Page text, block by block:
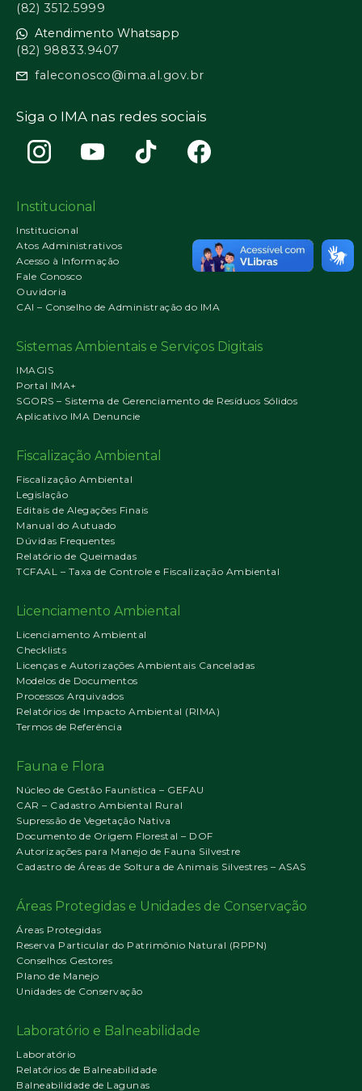
(82) 3512.5999
Atendimento Whatsapp
(82) 98833.9407
faleconosco@ima.al.gov.br
Siga o IMA nas redes sociais
Institucional
Institucional
Atos Administrativos
Acesso à Informação
Fale Conosco
Ouvidoria
CAI – Conselho de Administração do IMA
Sistemas Ambientais e Serviços Digitais
IMAGIS
Portal IMA+
SGORS – Sistema de Gerenciamento de Resíduos Sólidos
Aplicativo IMA Denuncie
Fiscalização Ambiental
Fiscalização Ambiental
Legislação
Editais de Alegações Finais
Manual do Autuado
Dúvidas Frequentes
Relatório de Queimadas
TCFAAL – Taxa de Controle e Fiscalização Ambiental
Licenciamento Ambiental
Licenciamento Ambiental
Checklists
Licenças e Autorizações Ambientais Canceladas
Modelos de Documentos
Processos Arquivados
Relatórios de Impacto Ambiental (RIMA)
Termos de Referência
Fauna e Flora
Núcleo de Gestão Faunística – GEFAU
CAR – Cadastro Ambiental Rural
Supressão de Vegetação Nativa
Documento de Origem Florestal – DOF
Autorizações para Manejo de Fauna Silvestre
Cadastro de Áreas de Soltura de Animais Silvestres – ASAS
Áreas Protegidas e Unidades de Conservação
Áreas Protegidas
Reserva Particular do Patrimônio Natural (RPPN)
Conselhos Gestores
Plano de Manejo
Unidades de Conservação
Laboratório e Balneabilidade
Laboratório
Relatórios de Balneabilidade
Balneabilidade de Lagunas